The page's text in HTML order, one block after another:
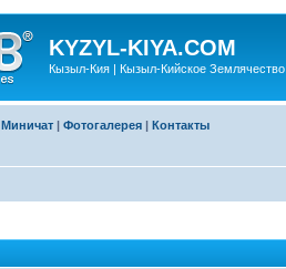
KYZYL-KIYA.COM
Кызыл-Кия | Кызыл-Кийское Землячество
Миничат | Фотогалерея | Контакты